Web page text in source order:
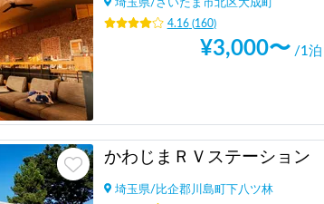
埼玉県/さいたま市北区大成町
4.16(160)
¥3,000〜 /1泊
かわじまＲＶステーション
埼玉県/ 比企郡川島町下八ツ林